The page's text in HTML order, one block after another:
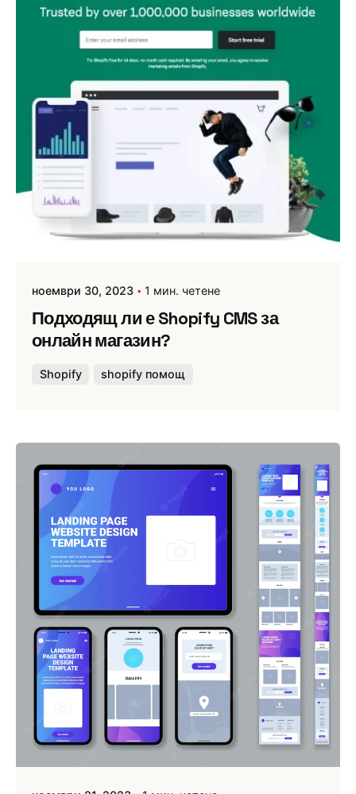
ноември 30, 2023 1 мин. четене
Подходящ ли е Shopify CMS за
онлайн магазин?
Shopify shopify помощ
Публикувано от
Webness